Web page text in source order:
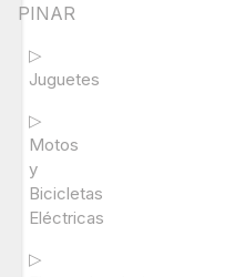
PINAR
▷
Juguetes
▷
Motos
y
Bicicletas
Eléctricas
▷